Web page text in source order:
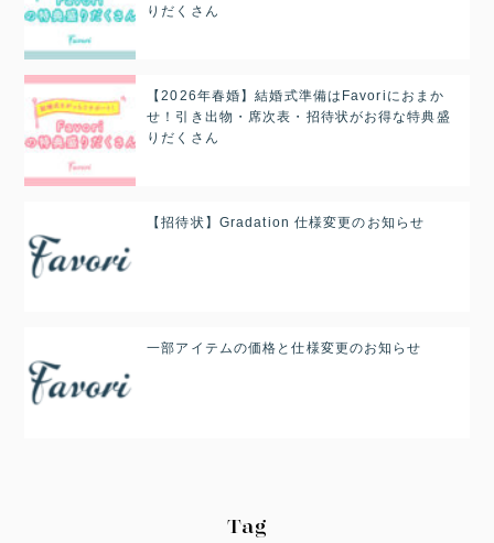
りだくさん
【2026年春婚】結婚式準備はFavoriにおまか
せ！引き出物・席次表・招待状がお得な特典盛
りだくさん
【招待状】Gradation 仕様変更のお知らせ
一部アイテムの価格と仕様変更のお知らせ
Tag